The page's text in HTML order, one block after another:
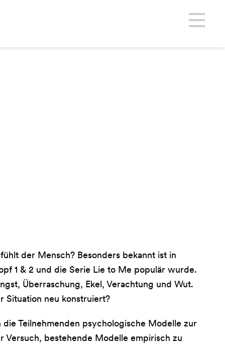
der Mensch? Besonders bekannt ist in
1 & 2 und die Serie Lie to Me populär wurde.
Überraschung, Ekel, Verachtung und Wut.
Situation neu konstruiert?
Teilnehmenden psychologische Modelle zur
Versuch, bestehende Modelle empirisch zu